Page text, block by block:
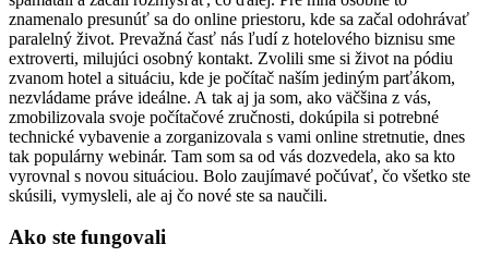
znamenalo presunúť sa do online priestoru, kde sa začal odohrávať
paralelný život. Prevažná časť nás ľudí z hotelového biznisu sme
extroverti, milujúci osobný kontakt. Zvolili sme si život na pódiu
zvanom hotel a situáciu, kde je počítač naším jediným parťákom,
nezvládame práve ideálne. A tak aj ja som, ako väčšina z vás,
zmobilizovala svoje počítačové zručnosti, dokúpila si potrebné
technické vybavenie a zorganizovala s vami online stretnutie, dnes
tak populárny webinár. Tam som sa od vás dozvedela, ako sa kto
vyrovnal s novou situáciou. Bolo zaujímavé počúvať, čo všetko ste
skúsili, vymysleli, ale aj čo nové ste sa naučili.
Ako ste fungovali